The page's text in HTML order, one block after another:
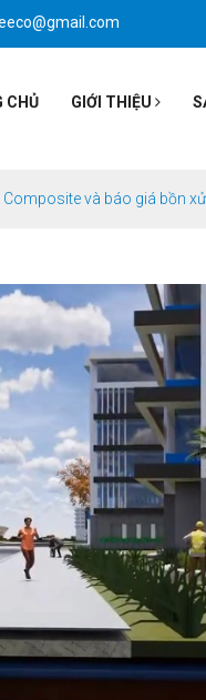
CHỦ GIỚI THIỆU
Composite và báo giá bồn